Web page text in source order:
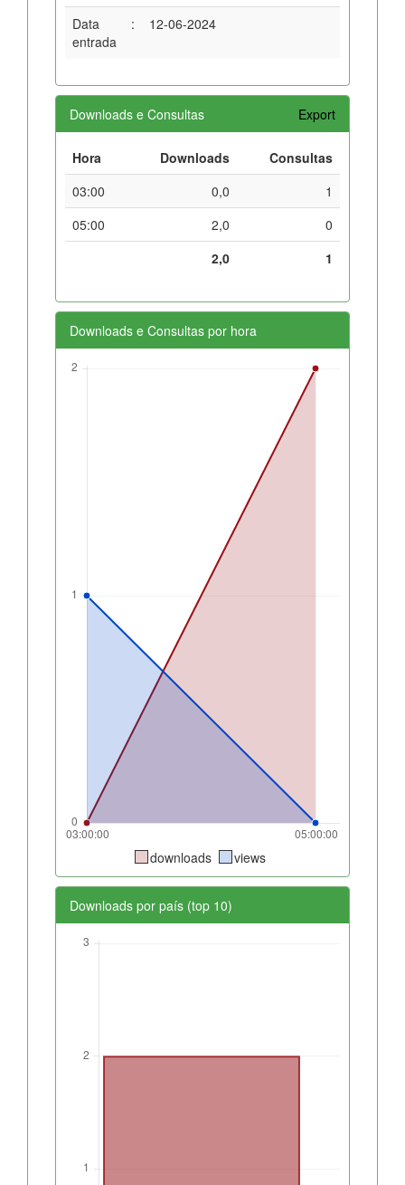
Data
entrada
: 12-06-2024
Downloads e Consultas Export
Hora Downloads
Consultas
03:00
0,0
1
05:00
2,0
0
2,0
1
Downloads e Consultas por hora
downloads views
Downloads por país (top 10)